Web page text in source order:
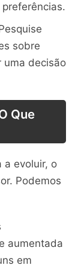
sobre
uma decisão
Que
a evoluir, o
Podemos
aumentada
em